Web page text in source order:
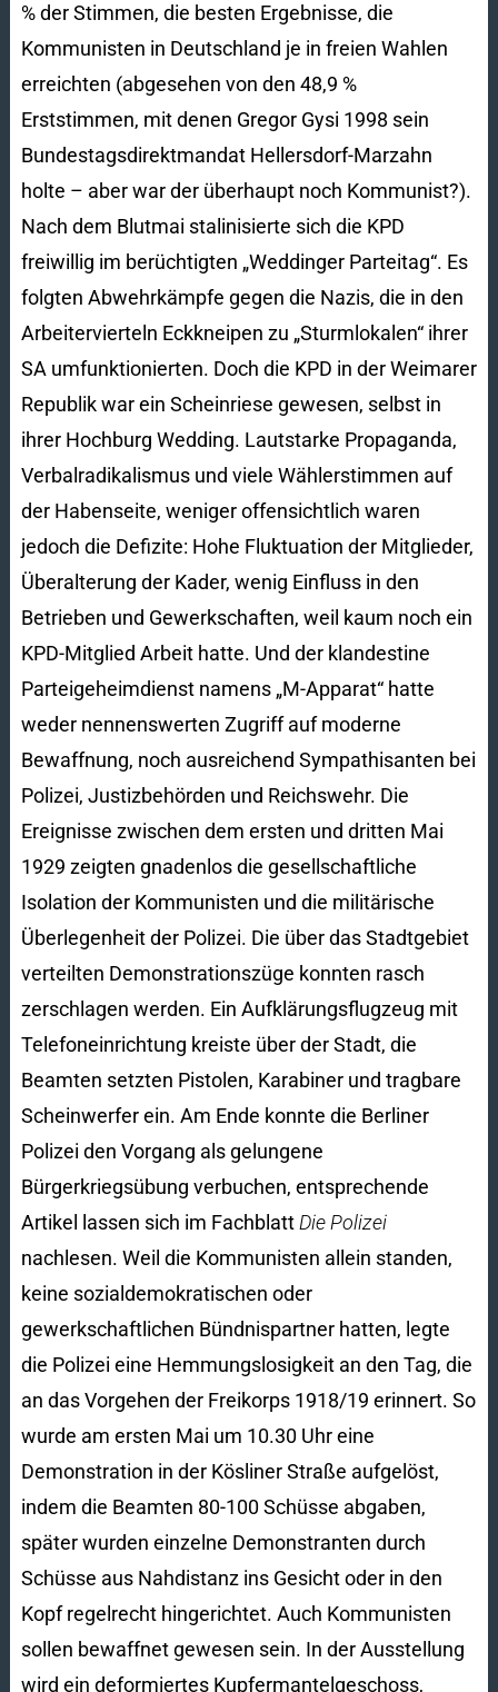
% der Stimmen, die besten Ergebnisse, die
Kommunisten in Deutschland je in freien Wahlen
erreichten (abgesehen von den 48,9 %
Erststimmen, mit denen Gregor Gysi 1998 sein
Bundestagsdirektmandat Hellersdorf-Marzahn
holte – aber war der überhaupt noch Kommunist?).
Nach dem Blutmai stalinisierte sich die KPD
freiwillig im berüchtigten „Weddinger Parteitag“. Es
folgten Abwehrkämpfe gegen die Nazis, die in den
Arbeitervierteln Eckkneipen zu „Sturmlokalen“ ihrer
SA umfunktionierten. Doch die KPD in der Weimarer
Republik war ein Scheinriese gewesen, selbst in
ihrer Hochburg Wedding. Lautstarke Propaganda,
Verbalradikalismus und viele Wählerstimmen auf
der Habenseite, weniger offensichtlich waren
jedoch die Defizite: Hohe Fluktuation der Mitglieder,
Überalterung der Kader, wenig Einfluss in den
Betrieben und Gewerkschaften, weil kaum noch ein
KPD-Mitglied Arbeit hatte. Und der klandestine
Parteigeheimdienst namens „M-Apparat“ hatte
weder nennenswerten Zugriff auf moderne
Bewaffnung, noch ausreichend Sympathisanten bei
Polizei, Justizbehörden und Reichswehr. Die
Ereignisse zwischen dem ersten und dritten Mai
1929 zeigten gnadenlos die gesellschaftliche
Isolation der Kommunisten und die militärische
Überlegenheit der Polizei. Die über das Stadtgebiet
verteilten Demonstrationszüge konnten rasch
zerschlagen werden. Ein Aufklärungsflugzeug mit
Telefoneinrichtung kreiste über der Stadt, die
Beamten setzten Pistolen, Karabiner und tragbare
Scheinwerfer ein. Am Ende konnte die Berliner
Polizei den Vorgang als gelungene
Bürgerkriegsübung verbuchen, entsprechende
Artikel lassen sich im Fachblatt Die Polizei
nachlesen. Weil die Kommunisten allein standen,
keine sozialdemokratischen oder
gewerkschaftlichen Bündnispartner hatten, legte
die Polizei eine Hemmungslosigkeit an den Tag, die
an das Vorgehen der Freikorps 1918/19 erinnert. So
wurde am ersten Mai um 10.30 Uhr eine
Demonstration in der Kösliner Straße aufgelöst,
indem die Beamten 80-100 Schüsse abgaben,
später wurden einzelne Demonstranten durch
Schüsse aus Nahdistanz ins Gesicht oder in den
Kopf regelrecht hingerichtet. Auch Kommunisten
sollen bewaffnet gewesen sein. In der Ausstellung
wird ein deformiertes Kupfermantelgeschoss,